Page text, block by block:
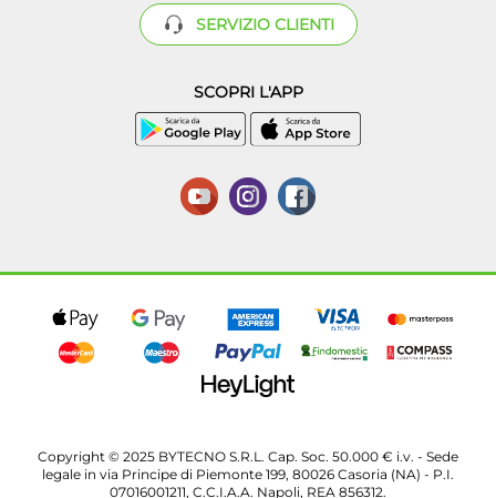
SERVIZIO CLIENTI
SCOPRI L'APP
Copyright © 2025 BYTECNO S.R.L. Cap. Soc. 50.000 € i.v. - Sede
legale in via Principe di Piemonte 199, 80026 Casoria (NA) - P.I.
07016001211, C.C.I.A.A. Napoli, REA 856312.